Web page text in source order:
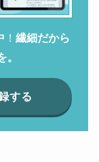
！ 繊細だから
する